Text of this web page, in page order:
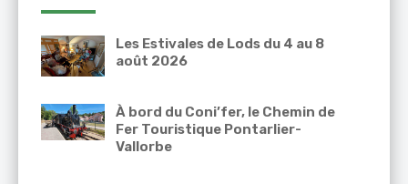
Les Estivales de Lods du 4 au 8
août 2026
À bord du Coni’fer, le Chemin de
Fer Touristique Pontarlier-
Vallorbe